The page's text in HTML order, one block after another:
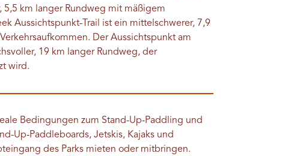
5,5 km langer Rundweg mit mäßigem
Aussichtspunkt-Trail ist ein mittelschwerer, 7,9
Der Aussichtspunkt am
19 km langer Rundweg, der
wird.
Bedingungen zum Stand-Up-Paddling und
Up-Paddleboards, Jetskis, Kajaks und
des Parks mieten oder mitbringen.